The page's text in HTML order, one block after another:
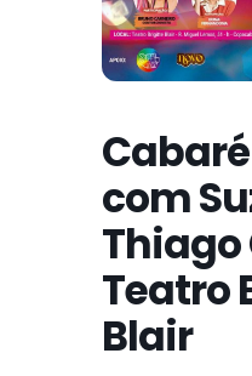
com
Thiago
Teatro
Blair